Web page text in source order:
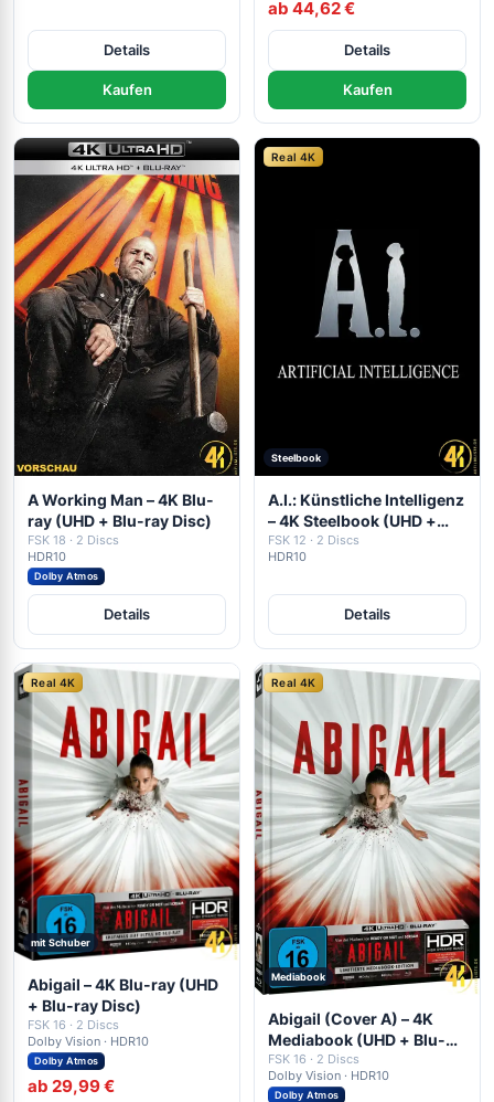
Details
Kaufen
ab 44,62 €
Details
Kaufen
A Working Man – 4K Blu-
ray (UHD + Blu-ray Disc)
FSK 18 · 2 Discs
HDR10
Dolby Atmos
Details
Real 4K
Steelbook
A.I.: Künstliche Intelligenz
– 4K Steelbook (UHD +
Blu-ray Disc)
FSK 12 · 2 Discs
HDR10
Details
Real 4K
mit Schuber
Abigail – 4K Blu-ray (UHD
+ Blu-ray Disc)
FSK 16 · 2 Discs
Dolby Vision · HDR10
Dolby Atmos
ab 29,99 €
Real 4K
Mediabook
Abigail (Cover A) – 4K
Mediabook (UHD + Blu-
ray Disc)
FSK 16 · 2 Discs
Dolby Vision · HDR10
Dolby Atmos